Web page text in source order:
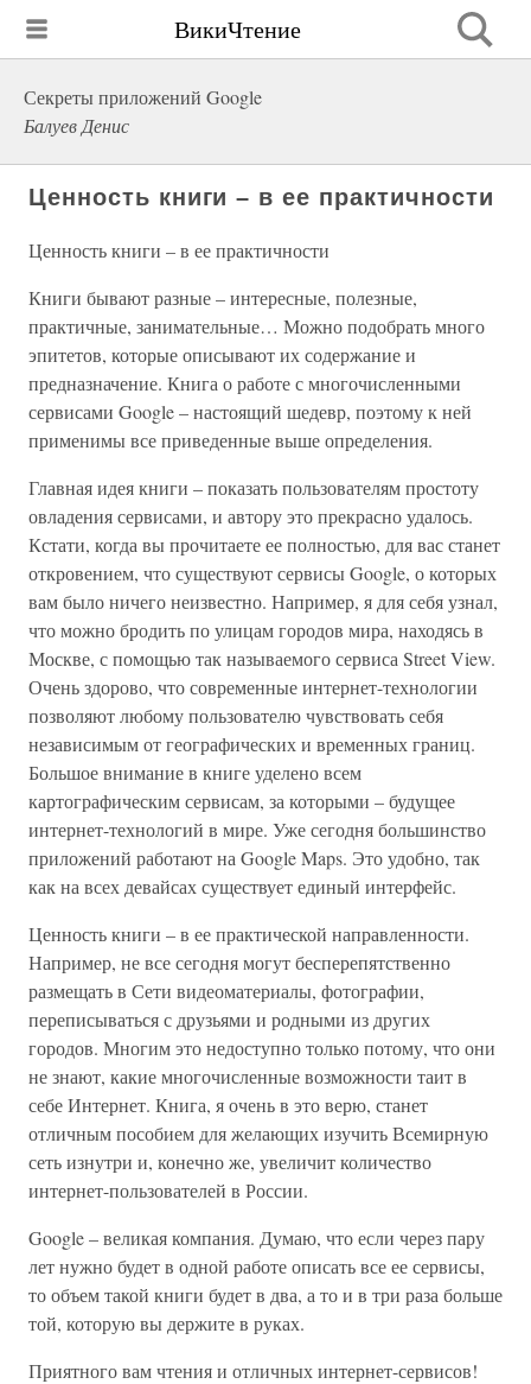
ВикиЧтение
Секреты приложений Google
Балуев Денис
Ценность книги – в ее практичности
Ценность книги – в ее практичности
Книги бывают разные – интересные, полезные,
практичные, занимательные… Можно подобрать много
эпитетов, которые описывают их содержание и
предназначение. Книга о работе с многочисленными
сервисами Google – настоящий шедевр, поэтому к ней
применимы все приведенные выше определения.
Главная идея книги – показать пользователям простоту
овладения сервисами, и автору это прекрасно удалось.
Кстати, когда вы прочитаете ее полностью, для вас станет
откровением, что существуют сервисы Google, о которых
вам было ничего неизвестно. Например, я для себя узнал,
что можно бродить по улицам городов мира, находясь в
Москве, с помощью так называемого сервиса Street View.
Очень здорово, что современные интернет-технологии
позволяют любому пользователю чувствовать себя
независимым от географических и временных границ.
Большое внимание в книге уделено всем
картографическим сервисам, за которыми – будущее
интернет-технологий в мире. Уже сегодня большинство
приложений работают на Google Maps. Это удобно, так
как на всех девайсах существует единый интерфейс.
Ценность книги – в ее практической направленности.
Например, не все сегодня могут бесперепятственно
размещать в Сети видеоматериалы, фотографии,
переписываться с друзьями и родными из других
городов. Многим это недоступно только потому, что они
не знают, какие многочисленные возможности таит в
себе Интернет. Книга, я очень в это верю, станет
отличным пособием для желающих изучить Всемирную
сеть изнутри и, конечно же, увеличит количество
интернет-пользователей в России.
Google – великая компания. Думаю, что если через пару
лет нужно будет в одной работе описать все ее сервисы,
то объем такой книги будет в два, а то и в три раза больше
той, которую вы держите в руках.
Приятного вам чтения и отличных интернет-сервисов!